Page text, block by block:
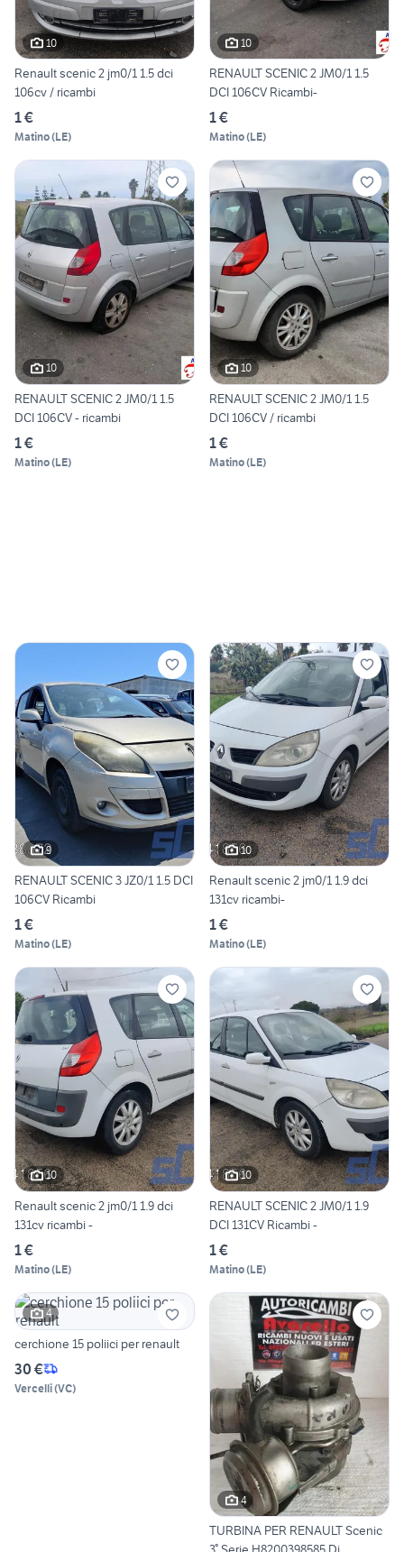
10
Renault scenic 2 jm0/1 1.5 dci
106cv / ricambi
1 €
Matino(LE)
10
RENAULT SCENIC 2 JM0/1 1.5
DCI 106CV Ricambi-
1 €
Matino(LE)
10
RENAULT SCENIC 2 JM0/1 1.5
DCI 106CV - ricambi
1 €
Matino(LE)
10
RENAULT SCENIC 2 JM0/1 1.5
DCI 106CV / ricambi
1 €
Matino(LE)
9
RENAULT SCENIC 3 JZ0/1 1.5 DCI
106CV Ricambi
1 €
Matino(LE)
10
Renault scenic 2 jm0/1 1.9 dci
131cv ricambi-
1 €
Matino(LE)
10
Renault scenic 2 jm0/1 1.9 dci
131cv ricambi -
1 €
Matino(LE)
10
RENAULT SCENIC 2 JM0/1 1.9
DCI 131CV Ricambi -
1 €
Matino(LE)
4
cerchione 15 poliici per renault
30 €
Vercelli(VC)
4
TURBINA PER RENAULT Scenic